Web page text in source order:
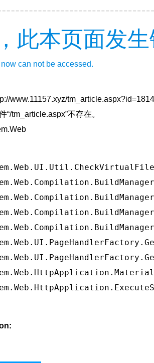
此本页面发
can not be accessed.
www.11157.xyz/
“/tm_article.aspx”不存在。